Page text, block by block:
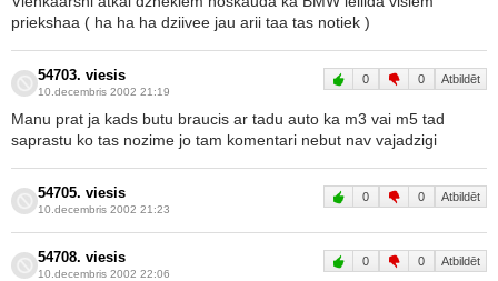
priekshaa ( ha ha ha dziivee jau arii taa tas notiek )
54703. viesis
10.decembris 2002 21:19
0 0 Atbildēt
Manu prat ja kads butu braucis ar tadu auto ka m3 vai m5 tad
saprastu ko tas nozime jo tam komentari nebut nav vajadzigi
54705. viesis
10.decembris 2002 21:23
0 0 Atbildēt
54708. viesis
10.decembris 2002 22:06
0 0 Atbildēt